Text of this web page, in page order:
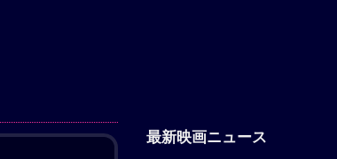
最新映画ニュース